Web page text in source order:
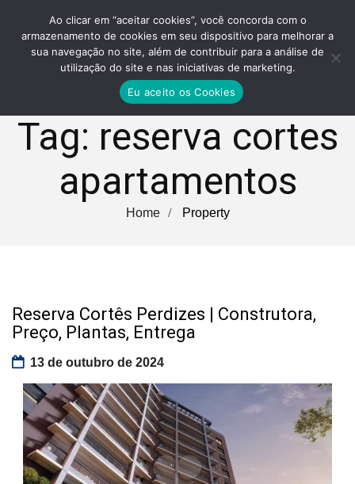
Tag: reserva cortes
apartamentos
Home Property
Reserva Cortês Perdizes | Construtora,
Preço, Plantas, Entrega
13 de outubro de 2024
Ao clicar em “aceitar cookies”, você concorda com o
armazenamento de cookies em seu dispositivo para melhorar a
sua navegação no site, além de contribuir para a análise de
utilização do site e nas iniciativas de marketing.
Eu aceito os Cookies